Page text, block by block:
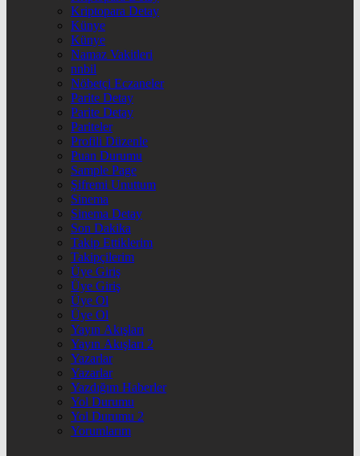
Kriptopara Detay
Künye
Künye
Namaz Vakitleri
nnbil
Nöbetçi Eczaneler
Parite Detay
Parite Detay
Pariteler
Profili Düzenle
Puan Durumu
Sample Page
Şifremi Unuttum
Sinema
Sinema Detay
Son Dakika
Takip Ettiklerim
Takipçilerim
Üye Giriş
Üye Giriş
Üye Ol
Üye Ol
Yayın Akışları
Yayın Akışları 2
Yazarlar
Yazarlar
Yazdığım Haberler
Yol Durumu
Yol Durumu 2
Yorumlarım